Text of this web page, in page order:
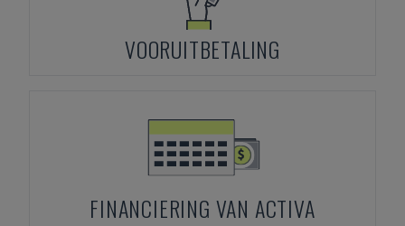
VOORUITBETALING
FINANCIERING VAN ACTIVA